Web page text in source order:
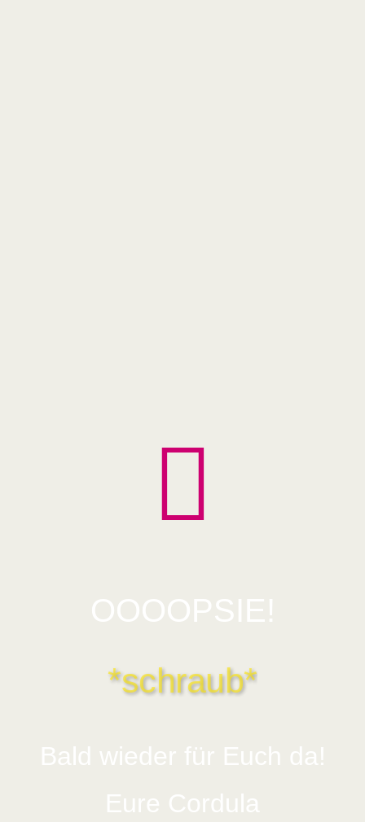
OOOOPSIE!
*schraub*
Bald wieder für Euch da!
Eure Cordula